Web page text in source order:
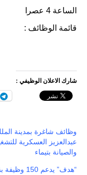
الساعة 4 عصرا
قائمة الوظائف :
شارك الاعلان الوظيفي :
وظائف شاغرة بمدينة
عبدالعزيز العسكرية
والصيانة بتيماء
“هدف” يدعم 150